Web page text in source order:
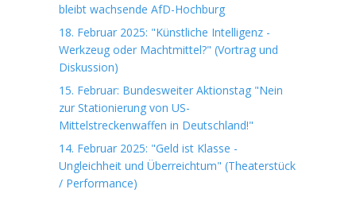
bleibt wachsende AfD-Hochburg
18. Februar 2025: "Künstliche Intelligenz -
Werkzeug oder Machtmittel?" (Vortrag und
Diskussion)
15. Februar: Bundesweiter Aktionstag "Nein
zur Stationierung von US-
Mittelstreckenwaffen in Deutschland!"
14. Februar 2025: "Geld ist Klasse -
Ungleichheit und Überreichtum" (Theaterstück
/ Performance)